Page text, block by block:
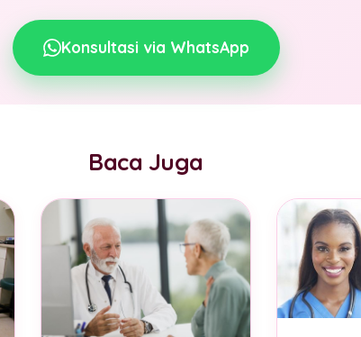
Konsultasi via WhatsApp
Baca Juga